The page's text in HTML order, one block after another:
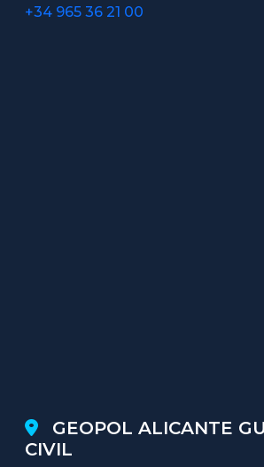
+34 965 36 21 00
GEOPOL ALICANTE
CIVIL